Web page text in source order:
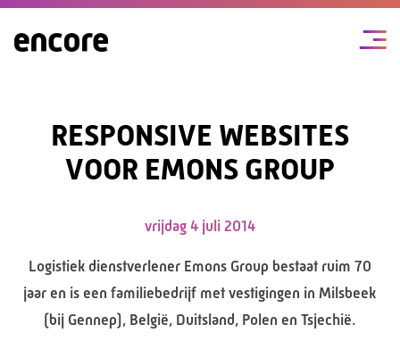
RESPONSIVE WEBSITES
VOOR EMONS GROUP
vrijdag 4 juli 2014
Logistiek dienstverlener Emons Group bestaat ruim 70
jaar en is een familiebedrijf met vestigingen in Milsbeek
(bij Gennep), België, Duitsland, Polen en Tsjechië.